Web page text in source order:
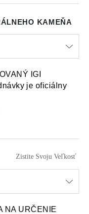
KAMEŇA
IGI
je oficiálny
Zistite Svoju Veľkosť
NA URČENIE